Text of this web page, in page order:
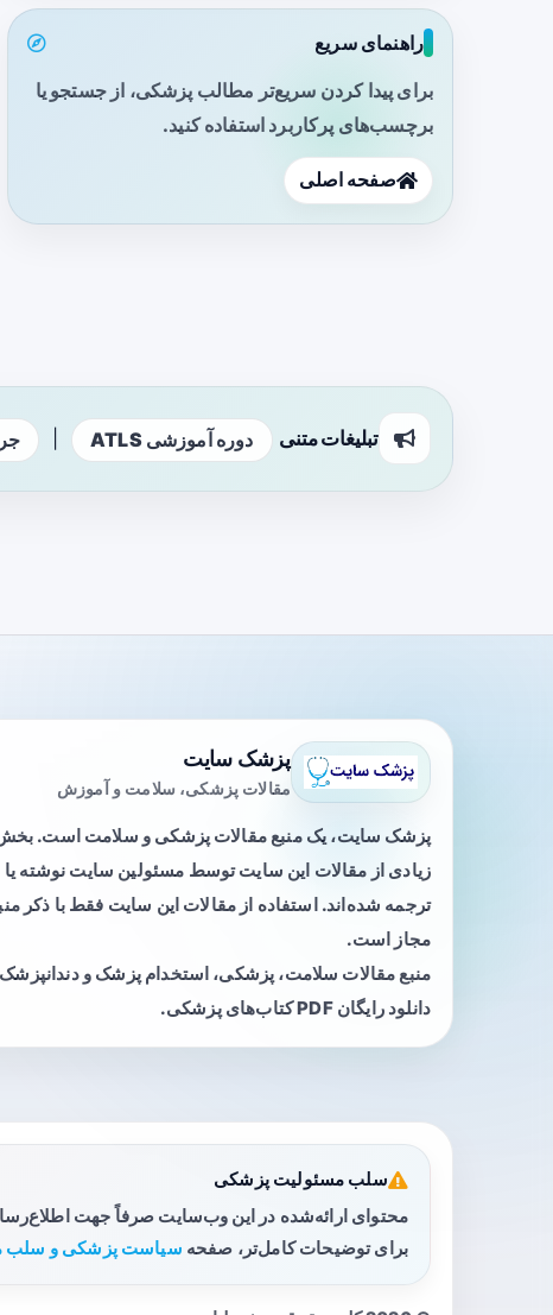
راهنمای سریع
برای پیدا کردن سریع‌تر مطالب پزشکی، از جستجو یا
برچسب‌های پرکاربرد استفاده کنید.
صفحه اصلی
تبلیغات متنی دوره آموزشی ATLS
پزشک سایت
مقالات پزشکی، سلامت و آموزش
پزشک سایت، یک منبع مقالات پزشکی و سلامت است.
زیادی از مقالات این سایت توسط مسئولین سایت نوشته یا
ترجمه شده‌اند. استفاده از مقالات این سایت فقط با ذکر
مجاز است.
منبع مقالات سلامت، پزشکی، استخدام پزشک و
دانلود رایگان PDF کتاب‌های پزشکی.
سلب مسئولیت پزشکی
محتوای ارائه‌شده در این وب‌سایت صرفاً جهت
برای توضیحات کامل‌تر، صفحه سیاست پزشکی و سلب